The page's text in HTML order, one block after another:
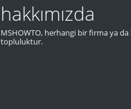
hakkımızda
MSHOWTO, herhangi bir firma ya
topluluktur.